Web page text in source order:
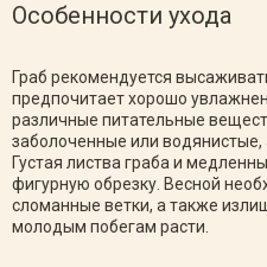
Особенности ухода
Граб рекомендуется
предпочитает хорошо
различные питательные
заболоченные или
Густая листва граба и
фигурную обрезку. Весной
сломанные ветки, а также
молодым побегам расти.